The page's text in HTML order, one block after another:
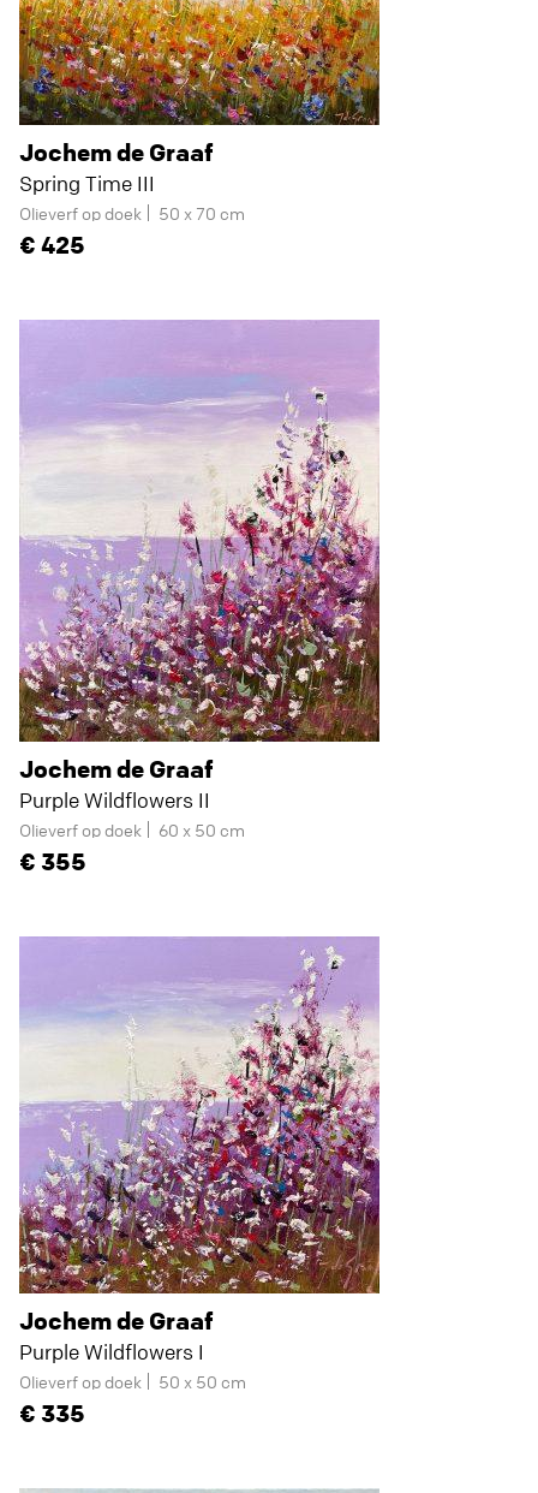
Jochem de Graaf
Spring Time III
Olieverf op doek 50 x 70 cm
425
Jochem de Graaf
Purple Wildflowers II
Olieverf op doek 60 x 50 cm
355
Jochem de Graaf
Purple Wildflowers I
Olieverf op doek 50 x 50 cm
335